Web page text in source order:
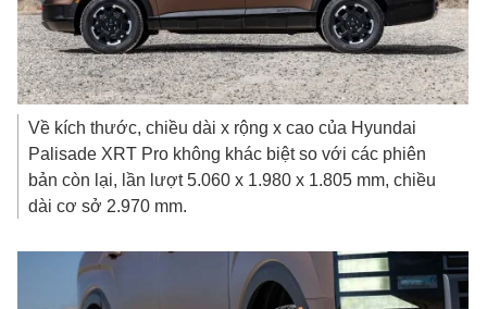
Về kích thước, chiều dài x rộng x cao của Hyundai
Palisade XRT Pro không khác biệt so với các phiên
bản còn lại, lần lượt 5.060 x 1.980 x 1.805 mm, chiều
dài cơ sở 2.970 mm.